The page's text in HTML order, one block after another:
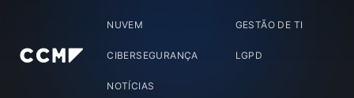
NUVEM GESTÃO DE TI
CIBERSEGURANÇA LGPD
NOTÍCIAS